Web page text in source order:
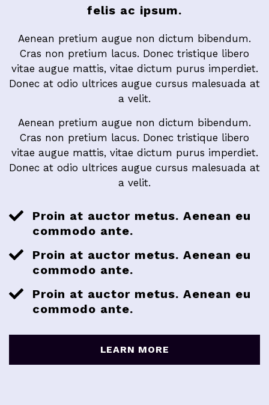
felis ac ipsum.
Aenean pretium augue non dictum bibendum.
Cras non pretium lacus. Donec tristique libero
vitae augue mattis, vitae dictum purus imperdiet.
Donec at odio ultrices augue cursus malesuada at
a velit.
Aenean pretium augue non dictum bibendum.
Cras non pretium lacus. Donec tristique libero
vitae augue mattis, vitae dictum purus imperdiet.
Donec at odio ultrices augue cursus malesuada at
a velit.
Proin at auctor metus. Aenean eu
commodo ante.
Proin at auctor metus. Aenean eu
commodo ante.
Proin at auctor metus. Aenean eu
commodo ante.
LEARN MORE